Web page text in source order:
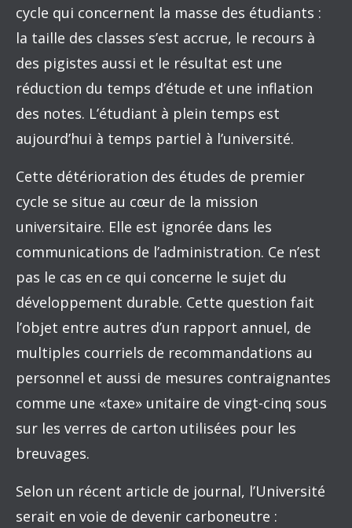
cycle qui concernent la masse des étudiants :
la taille des classes s’est accrue, le recours à
des pigistes aussi et le résultat est une
réduction du temps d’étude et une inflation
des notes. L’étudiant à plein temps est
aujourd’hui à temps partiel à l’université.
Cette détérioration des études de premier
cycle se situe au cœur de la mission
universitaire. Elle est ignorée dans les
communications de l’administration. Ce n’est
pas le cas en ce qui concerne le sujet du
développement durable. Cette question fait
l’objet entre autres d’un rapport annuel, de
multiples courriels de recommandations au
personnel et aussi de mesures contraignantes
comme une «taxe» unitaire de vingt-cinq sous
sur les verres de carton utilisées pour les
breuvages.
Selon un récent article de journal, l’Université
serait en voie de devenir carboneutre :